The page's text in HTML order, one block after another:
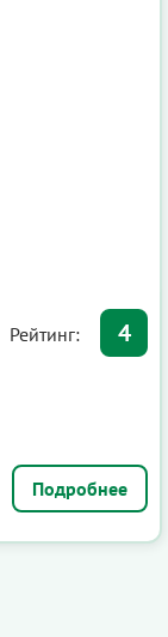
Рейтинг: 4
Подробнее